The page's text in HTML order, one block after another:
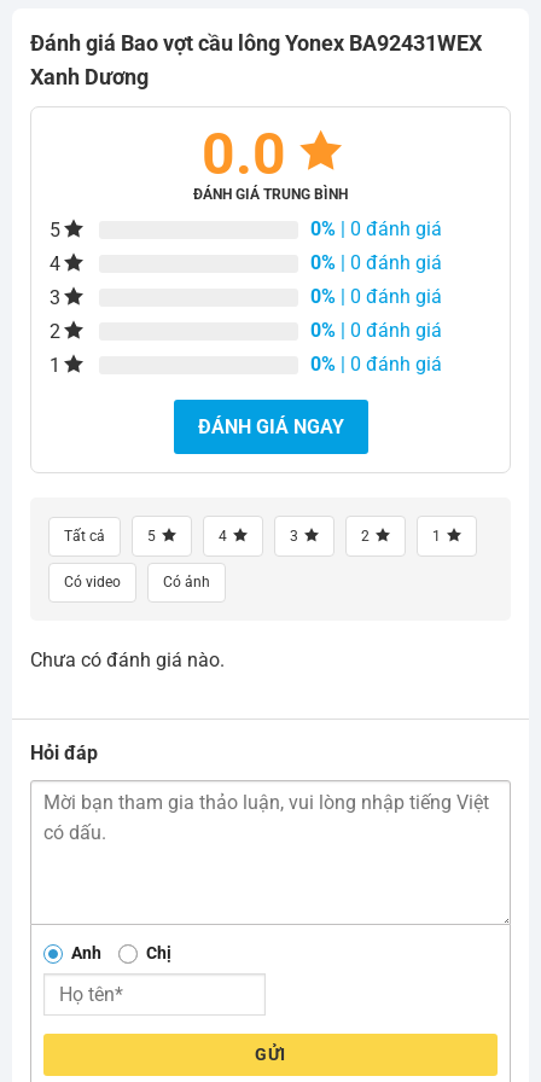
Đánh giá Bao vợt cầu lông Yonex BA92431WEX
Xanh Dương
0.0
ĐÁNH GIÁ TRUNG BÌNH
5 0% | 0 đánh giá
4
0% | 0 đánh giá
3
0% | 0 đánh giá
2
0% | 0 đánh giá
1
0% | 0 đánh giá
ĐÁNH GIÁ NGAY
Tất cả 5 4 3 2 1
Có video Có ảnh
Chưa có đánh giá nào.
Hỏi đáp
Anh Chị
GỬI